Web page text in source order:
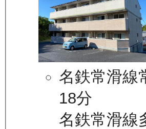
名鉄常滑線
18分
名鉄常滑線